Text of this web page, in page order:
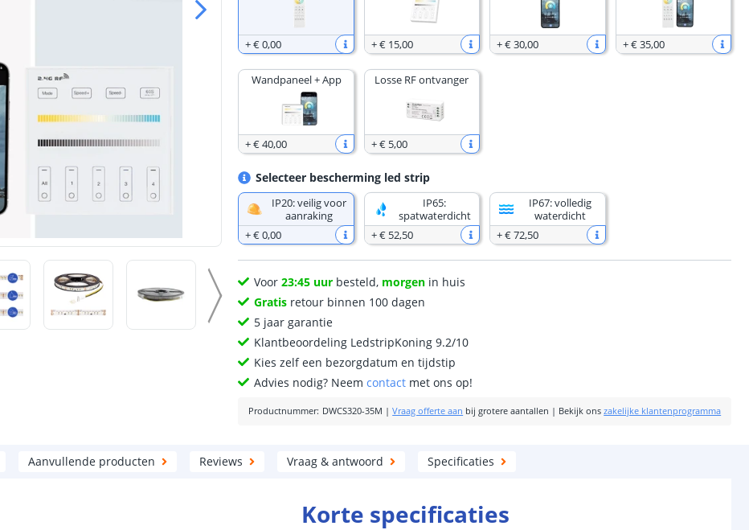
+€ 0,00 +€ 15,00 +€ 30,00 +€ 35,00
Wandpaneel + App
+€ 40,00
Losse RF ontvanger
+€ 5,00
Selecteer bescherming led strip
IP20: veilig voor
aanraking
+€ 0,00
IP65:
spatwaterdicht
+€ 52,50
IP67: volledig
waterdicht
+€ 72,50
Voor23:45 uur besteld, morgen in huis
Gratis retour binnen 100 dagen
5 jaar garantie
Klantbeoordeling LedstripKoning 9.2/10
Kies zelf een bezorgdatum en tijdstip
Advies nodig? Neemcontact met ons op!
Productnummer: DWCS320-35M |Vraag offerte aan bij grotere aantallen | Bekijk ons zakelijke klantenprogramma
Aanvullende producten Reviews Vraag & antwoord Specificaties
Korte specificaties